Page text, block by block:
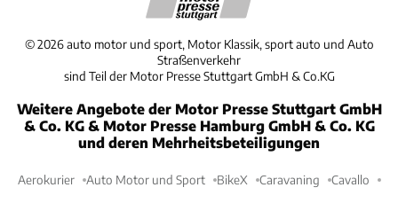
©2026 auto motor und sport, Motor Klassik, sport auto und Auto
Straßenverkehr
sind Teil der Motor Presse Stuttgart GmbH & Co.KG
Weitere Angebote der Motor Presse Stuttgart GmbH
& Co. KG & Motor Presse Hamburg GmbH & Co. KG
und deren Mehrheitsbeteiligungen
Aerokurier Auto Motor und Sport BikeX Caravaning Cavallo